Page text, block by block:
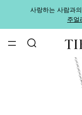
사랑하는 사람과
주얼